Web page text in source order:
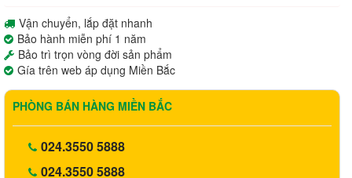
Vận chuyển, lắp đặt nhanh
Bảo hành miễn phí 1 năm
Bảo trì trọn vòng đời sản phẩm
Gía trên web áp dụng Miền Bắc
PHÒNG BÁN HÀNG MIỀN BẮC
024.3550 5888
024.3550 5888